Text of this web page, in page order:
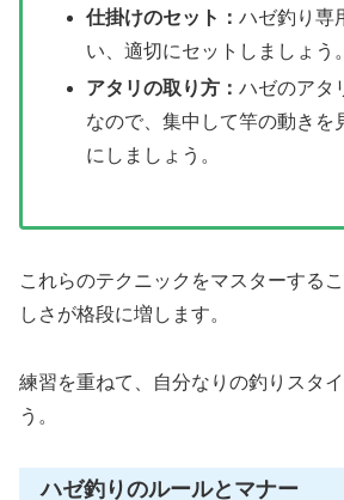
仕掛けのセット：ハゼ釣り専
い、適切にセットしましょう。
アタリの取り方：ハゼのアタ
なので、集中して竿の動きを
にしましょう。
これらのテクニックをマスターする
しさが格段に増します。
練習を重ねて、自分なりの釣りスタ
う。
ハゼ釣りのルールとマナー